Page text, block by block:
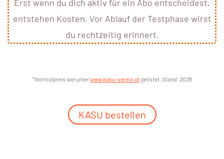
Erst wenn du dich aktiv für ein Abo entscheidest,
entstehen Kosten. Vor Ablauf der Testphase wirst
du rechtzeitig erinnert.
*Normalpreis wie unterwww.kasu-verein.atgelistet. Stand: 2026
KASU bestellen